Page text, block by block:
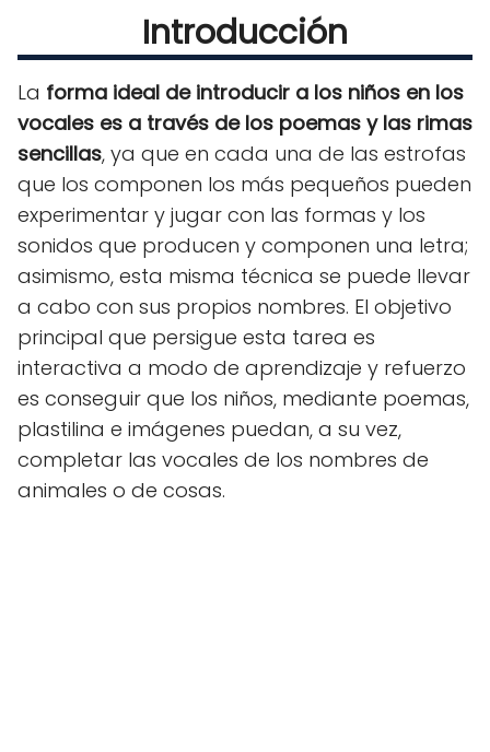
Introducción
La forma ideal de introducir a los niños en los
vocales es a través de los poemas y las rimas
sencillas, ya que en cada una de las estrofas
que los componen los más pequeños pueden
experimentar y jugar con las formas y los
sonidos que producen y componen una letra;
asimismo, esta misma técnica se puede llevar
a cabo con sus propios nombres. El objetivo
principal que persigue esta tarea es
interactiva a modo de aprendizaje y refuerzo
es conseguir que los niños, mediante poemas,
plastilina e imágenes puedan, a su vez,
completar las vocales de los nombres de
animales o de cosas.